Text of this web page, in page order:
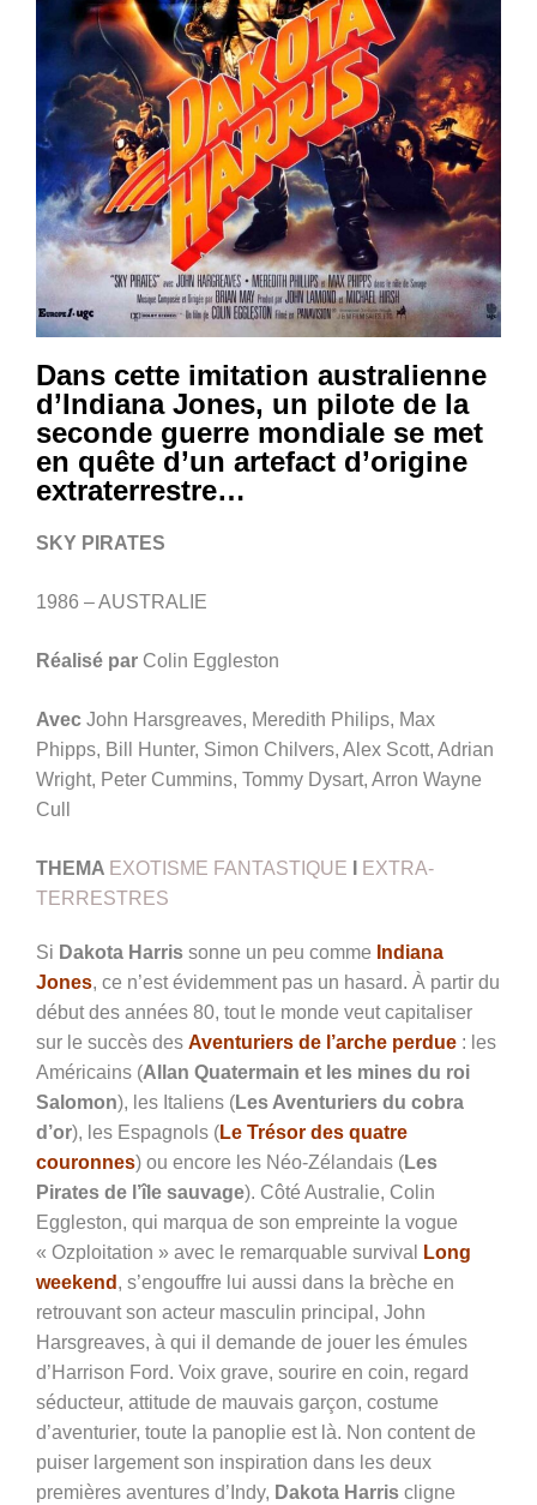
Dans cette imitation australienne
d’Indiana Jones, un pilote de la
seconde guerre mondiale se met
en quête d’un artefact d’origine
extraterrestre…
SKY PIRATES
1986 – AUSTRALIE
Réalisé par Colin Eggleston
Avec John Harsgreaves, Meredith Philips, Max
Phipps, Bill Hunter, Simon Chilvers, Alex Scott, Adrian
Wright, Peter Cummins, Tommy Dysart, Arron Wayne
Cull
THEMA EXOTISME FANTASTIQUE
EXTRA-
TERRESTRES
Si Dakota Harris sonne un peu comme Indiana
Jones, ce n’est évidemment pas un hasard. À partir du
début des années 80, tout le monde veut capitaliser
sur le succès des Aventuriers de l’arche perdue : les
Américains (Allan Quatermain et les mines du roi
Salomon), les Italiens (Les Aventuriers du cobra
d’or), les Espagnols (Le Trésor des quatre
couronnes) ou encore les Néo-Zélandais (Les
Pirates de l’île sauvage). Côté Australie, Colin
Eggleston, qui marqua de son empreinte la vogue
« Ozploitation » avec le remarquable survival
Long
weekend , s’engouffre lui aussi dans la brèche en
retrouvant son acteur masculin principal, John
Harsgreaves, à qui il demande de jouer les émules
d’Harrison Ford. Voix grave, sourire en coin, regard
séducteur, attitude de mauvais garçon, costume
d’aventurier, toute la panoplie est là. Non content de
puiser largement son inspiration dans les deux
premières aventures d’Indy, Dakota Harris cligne